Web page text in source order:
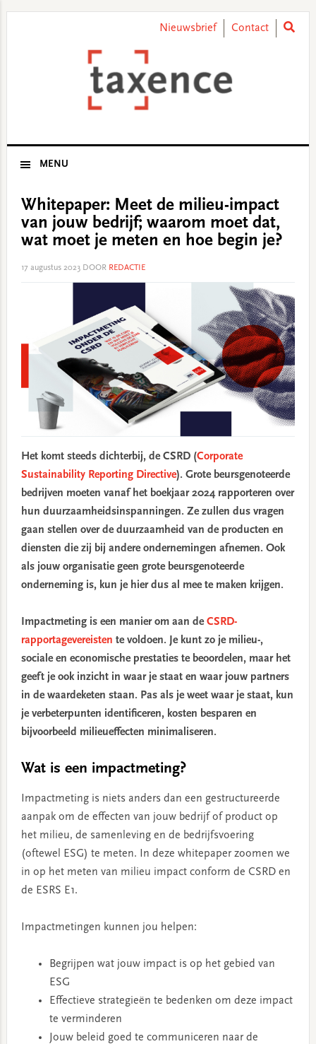
Nieuwsbrief Contact
MENU
Whitepaper: Meet de milieu-impact
van jouw bedrijf; waarom moet dat,
wat moet je meten en hoe begin je?
17 augustus 2023DOOR REDACTIE
Het komt steeds dichterbij, de CSRD (Corporate
Sustainability Reporting Directive). Grote beursgenoteerde
bedrijven moeten vanaf het boekjaar 2024 rapporteren over
hun duurzaamheidsinspanningen. Ze zullen dus vragen
gaan stellen over de duurzaamheid van de producten en
diensten die zij bij andere ondernemingen afnemen. Ook
als jouw organisatie geen grote beursgenoteerde
onderneming is, kun je hier dus al mee te maken krijgen.
Impactmeting is een manier om aan deCSRD-
rapportagevereisten te voldoen. Je kunt zo je milieu-,
sociale en economische prestaties te beoordelen, maar het
geeft je ook inzicht in waar je staat en waar jouw partners
in de waardeketen staan. Pas als je weet waar je staat, kun
je verbeterpunten identificeren, kosten besparen en
bijvoorbeeld milieueffecten minimaliseren.
Wat is een impactmeting?
Impactmeting is niets anders dan een gestructureerde
aanpak om de effecten van jouw bedrijf of product op
het milieu, de samenleving en de bedrijfsvoering
(oftewel ESG) te meten. In deze whitepaper zoomen we
in op het meten van milieu impact conform de CSRD en
de ESRS E1.
Impactmetingen kunnen jou helpen:
Begrijpen wat jouw impact is op het gebied van
ESG
Effectieve strategieën te bedenken om deze impact
te verminderen
Jouw beleid goed te communiceren naar de